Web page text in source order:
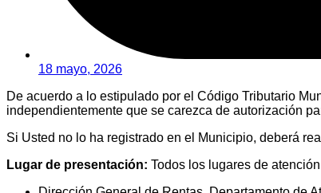
18 mayo, 2026
De acuerdo a lo estipulado por el Código Tributario
independientemente que se carezca de autorización
Si Usted no lo ha registrado en el Municipio, deberá
Lugar de presentación: Todos los lugares de